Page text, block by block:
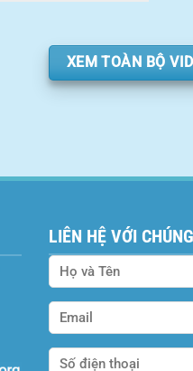
XEM TOÀN BỘ
LIÊN HỆ VỚI